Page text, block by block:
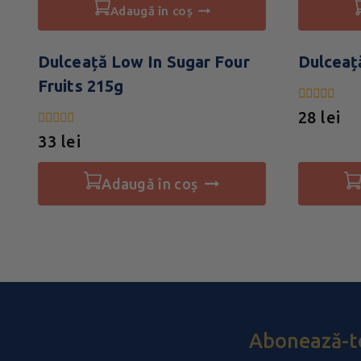
adaugă în coș
Dulceață Low In Sugar Four
Fruits 215g
0
din
5
33 lei
adaugă în coș
0
din
28 lei
Abonează-